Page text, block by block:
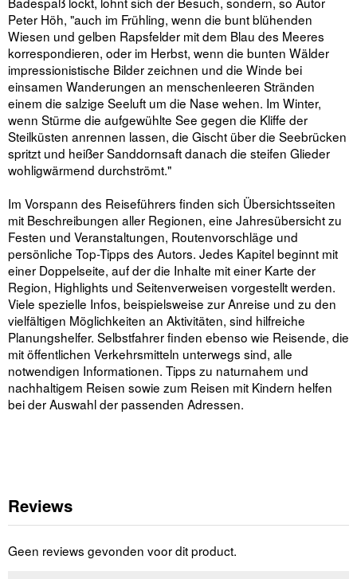
Peter Höh, "auch im Frühling, wenn die bunt blühenden
Wiesen und gelben Rapsfelder mit dem Blau des Meeres
korrespondieren, oder im Herbst, wenn die bunten Wälder
impressionistische Bilder zeichnen und die Winde bei
einsamen Wanderungen an menschenleeren Stränden
einem die salzige Seeluft um die Nase wehen. Im Winter,
wenn Stürme die aufgewühlte See gegen die Kliffe der
Steilküsten anrennen lassen, die Gischt über die Seebrücken
spritzt und heißer Sanddornsaft danach die steifen Glieder
wohligwärmend durchströmt."
Im Vorspann des Reiseführers finden sich Übersichtsseiten
mit Beschreibungen aller Regionen, eine Jahresübersicht zu
Festen und Veranstaltungen, Routenvorschläge und
persönliche Top-Tipps des Autors. Jedes Kapitel beginnt mit
einer Doppelseite, auf der die Inhalte mit einer Karte der
Region, Highlights und Seitenverweisen vorgestellt werden.
Viele spezielle Infos, beispielsweise zur Anreise und zu den
vielfältigen Möglichkeiten an Aktivitäten, sind hilfreiche
Planungshelfer. Selbstfahrer finden ebenso wie Reisende, die
mit öffentlichen Verkehrsmitteln unterwegs sind, alle
notwendigen Informationen. Tipps zu naturnahem und
nachhaltigem Reisen sowie zum Reisen mit Kindern helfen
bei der Auswahl der passenden Adressen.
Reviews
Geen reviews gevonden voor dit product.